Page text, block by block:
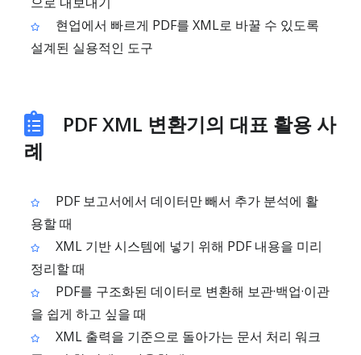
현업에서 빠르게 PDF를 XML로 바꿀 수 있도록
설계된 실용적인 도구
PDF XML 변환기의 대표 활용 사
례
PDF 보고서에서 데이터만 빼서 추가 분석에 활
용할 때
XML 기반 시스템에 넣기 위해 PDF 내용을 미리
정리할 때
PDF를 구조화된 데이터로 변환해 보관·백업·이관
을 쉽게 하고 싶을 때
XML 출력을 기준으로 돌아가는 문서 처리 워크